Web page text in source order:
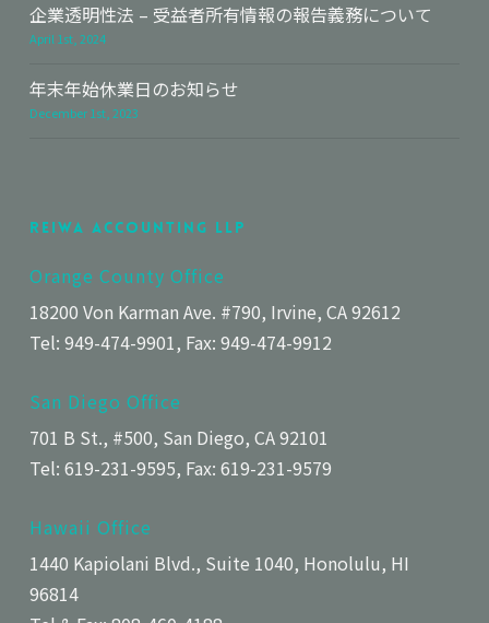
企業透明性法 – 受益者所有情報の報告義務について
April 1st, 2024
年末年始休業日のお知らせ
December 1st, 2023
Reiwa Accounting LLP
Orange County Office
18200 Von Karman Ave. #790, Irvine, CA 92612
Tel: 949-474-9901, Fax: 949-474-9912
San Diego Office
701 B St., #500, San Diego, CA 92101
Tel: 619-231-9595, Fax: 619-231-9579
Hawaii Office
1440 Kapiolani Blvd., Suite 1040, Honolulu, HI
96814